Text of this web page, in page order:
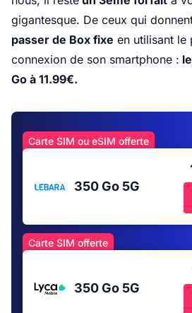
gigantesque. De ceux qui
passer de Box fixe en utilisant le
connexion de son smartphone :
Go à 11.99€.
Carte SIM ou eSIM offerte
350 Go 5G
Carte SIM offerte
350 Go 5G